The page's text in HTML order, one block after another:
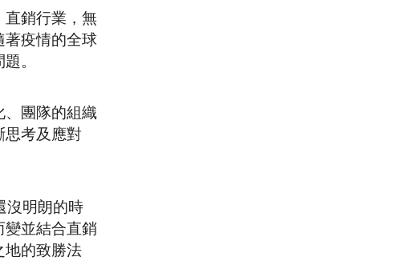
直銷行業，無
著疫情的全球
。
、團隊的組織
思考及應對
沒明朗的時
變並結合直銷
地的致勝法